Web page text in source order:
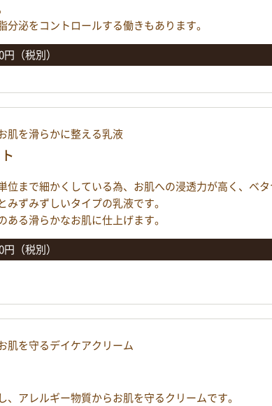
分泌をコントロールする働きもあります。
（税別）
肌を滑らかに整える乳液
位まで細かくしている為、お肌への浸透力が高く、ベ
みずみずしいタイプの乳液です。
ある滑らかなお肌に仕上げます。
（税別）
肌を守るデイケアクリーム
、アレルギー物質からお肌を守るクリームです。